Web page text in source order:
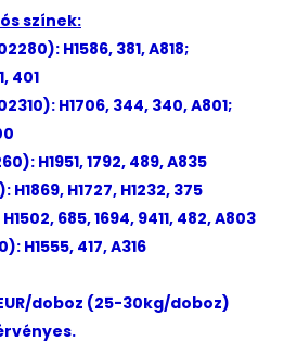
színek:
H1586, 381, A818;
401
H1706, 344, 340, A801;
H1951, 1792, 489, A835
H1727, H1232, 375
685, 1694, 9411, 482, A803
H1555, 417, A316
doboz (25-30kg/doboz)